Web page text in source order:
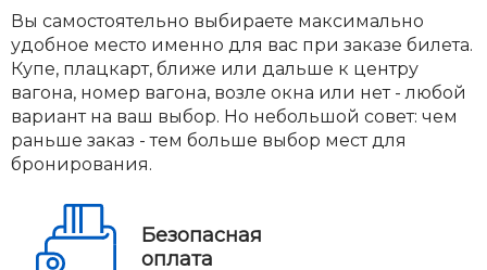
Вы самостоятельно выбираете максимально
удобное место именно для вас при заказе билета.
Купе, плацкарт, ближе или дальше к центру
вагона, номер вагона, возле окна или нет - любой
вариант на ваш выбор. Но небольшой совет: чем
раньше заказ - тем больше выбор мест для
бронирования.
Безопасная
оплата